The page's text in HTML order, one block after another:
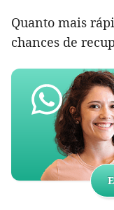
Quanto mais
chances de